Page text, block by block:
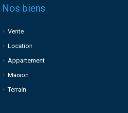
Nos biens
Vente
Location
Appartement
Maison
Terrain